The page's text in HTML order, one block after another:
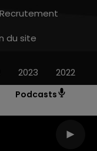
Podcasts
Recrutement
du site
2023 2022